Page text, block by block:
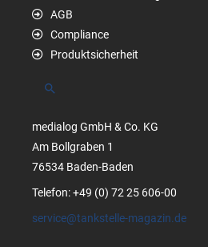
AGB
Compliance
Produktsicherheit
Suchen
medialog GmbH & Co. KG
Am Bollgraben 1
76534 Baden-Baden
Telefon: +49 (0) 72 25 606-00
service@tankstelle-magazin.de